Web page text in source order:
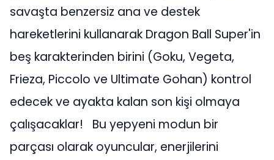
savaşta benzersiz ana ve destek
hareketlerini kullanarak Dragon Ball Super'in
beş karakterinden birini (Goku, Vegeta,
Frieza, Piccolo ve Ultimate Gohan) kontrol
edecek ve ayakta kalan son kişi olmaya
çalışacaklar! Bu yepyeni modun bir
parçası olarak oyuncular, enerjilerini